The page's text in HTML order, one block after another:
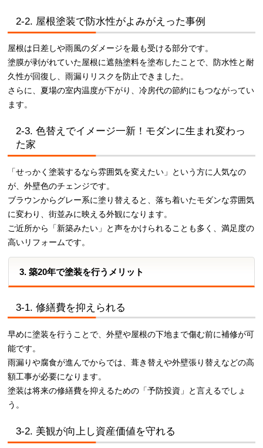
2-2. 屋根塗装で防水性がよみがえった事例
屋根は日差しや雨風のダメージを最も受ける部分です。
塗膜が剥がれていた屋根に遮熱塗料を塗布したことで、防水性と耐
久性が回復し、雨漏りリスクを防止できました。
さらに、夏場の室内温度が下がり、冷房代の節約にもつながってい
ます。
2-3. 色替えでイメージ一新！モダンに生まれ変わっ
た家
「せっかく塗装するなら雰囲気を変えたい」という方に人気なの
が、外壁色のチェンジです。
ブラウンからグレー系に塗り替えると、落ち着いたモダンな雰囲気
に変わり、街並みに映える外観になります。
ご近所から「新築みたい」と声をかけられることも多く、満足度の
高いリフォームです。
3. 築20年で塗装を行うメリット
3-1. 修繕費を抑えられる
早めに塗装を行うことで、外壁や屋根の下地まで傷む前に補修が可
能です。
雨漏りや腐食が進んでからでは、葺き替えや外壁張り替えなどの高
額工事が必要になります。
塗装は将来の修繕費を抑えるための「予防投資」と言えるでしょ
う。
3-2. 美観が向上し資産価値を守れる